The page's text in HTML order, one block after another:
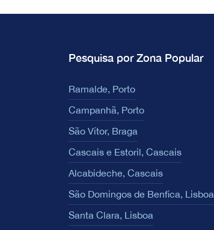
Pesquisa por Zona Popular
Ramalde, Porto
Campanhã, Porto
São Vítor, Braga
Cascais e Estoril, Cascais
Alcabideche, Cascais
São Domingos de Benfica, Lisboa
Santa Clara, Lisboa